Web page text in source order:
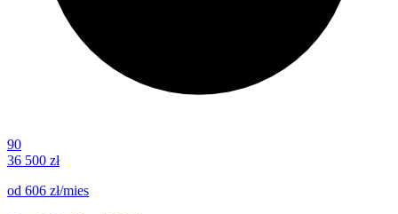
90
36 500 zł
od 606 zł/mies